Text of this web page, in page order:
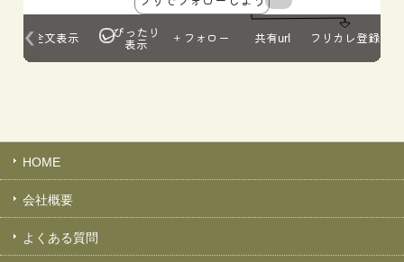
HOME
会社概要
よくある質問